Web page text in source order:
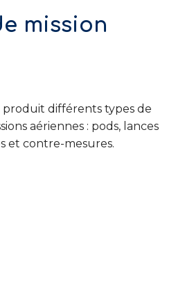
mission
produit différents types de
aériennes : pods, lances
et contre-mesures.